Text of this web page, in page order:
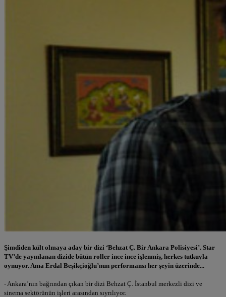
Şimdiden kült olmaya aday bir dizi ‘Behzat Ç. Bir Ankara Polisiyesi’. Star
TV’de yayınlanan dizide bütün roller ince ince işlenmiş, herkes tutkuyla
oynuyor. Ama Erdal Beşikçioğlu’nun performansı her şeyin üzerinde...
- Ankara’nın bağrından çıkan bir dizi Behzat Ç. İstanbul merkezli dizi ve
sinema sektörünün işleri arasından sıyrılıyor.